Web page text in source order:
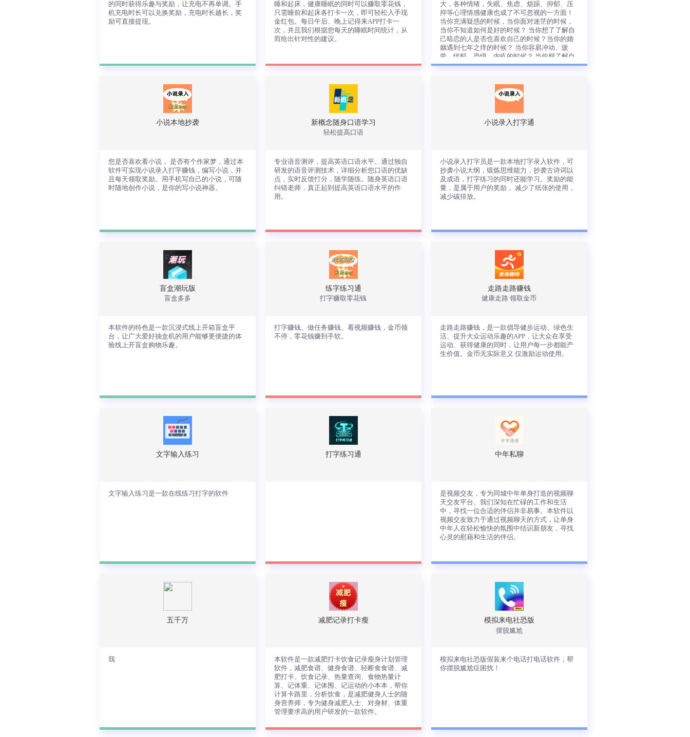
的同时获得乐趣与奖励，让充电不再单调。手
机充电时长可以兑换奖励，充电时长越长，奖
励可直接提现。
充电的同时获得乐趣与奖励，让充电不再
单调。手机充电时长可以兑换奖励，充电
时长越长，奖励可直接提现。
睡和起床，健康睡眠的同时可以赚取零花钱，
只需睡前和起床各打卡一次，即可轻松入手现
金红包。每日午后、晚上记得来APP打卡一
次，并且我们根据您每天的睡眠时间统计，从
而给出针对性的建议。
段入睡和起床，健康睡眠的同时可以赚取
零花钱，只需睡前和起床各打卡一次，即
可轻松入手现金红包。每日午后、晚上记
得来APP打卡一次，并且我们根据您每天
的睡眠时间统计，从而给出针对性的建
大，各种情绪，失眠、焦虑、烦躁、抑郁、压
抑等心理情感健康也成了不可忽视的一方面！
当你充满疑惑的时候，当你面对迷茫的时候，
当你不知道如何是好的时候？ 当你想了了解自
己暗恋的人是否也喜欢自己的时候？当你的婚
姻遇到七年之痒的时候？ 当你容易冲动、疲
劳、忧郁、恐惧、内疚的时候？ 当你想了解自
己性格的时候？ 当你想通过一些有趣的趣味小
来越大，各种情绪，失眠、焦虑、烦躁、
抑郁、压抑等心理情感健康也成了不可忽
视的一方面！ 当你充满疑惑的时候，当你
时候？ 当你想了了解自己暗恋的人是否也
喜欢自己的时候？当你的婚姻遇到七年之
戏缓解压力时。
小说本地抄袭
您是否喜欢看小说， 是否有个作家梦，通过本
软件可实现小说录入打字赚钱，编写小说，并
且每天领取奖励。用手机写自己的小说，可随
时随地创作小说，是你的写小说神器。
过本软件可实现小说录入打字赚钱，编写
小说，并且每天领取奖励。用手机写自己
的小说，可随时随地创作小说，是你的写
新概念随身口语学习
轻松提高口语
专业语音测评，提高英语口语水平。通过独自
研发的语音评测技术，详细分析您口语的优缺
点，实时反馈打分，随学随练。随身英语口语
纠错老师，真正起到提高英语口语水平的作
用。
独自研发的语音评测技术，详细分析您口
语的优缺点，实时反馈打分，随学随练。
随身英语口语纠错老师，真正起到提高英
语口语水平的作用。
小说录入打字通
小说录入打字员是一款本地打字录入软件，可
抄袭小说大纲，锻炼思维能力，抄袭古诗词以
及成语，打字练习的同时还能学习。奖励的能
量，是属于用户的奖励， 减少了纸张的使用，
减少碳排放。
件，可抄袭小说大纲，锻炼思维能力，抄
袭古诗词以及成语，打字练习的同时还能
学习。奖励的能量，是属于用户的奖励，
减少了纸张的使用，减少碳排放。
盲盒潮玩版
盲盒多多
本软件的特色是一款沉浸式线上开箱盲盒平
台，让广大爱好抽盒机的用户能够更便捷的体
验线上开盲盒购物乐趣。
平台，让广大爱好抽盒机的用户能够更便
捷的体验线上开盲盒购物乐趣。
练字练习通
打字赚取零花钱
打字赚钱、做任务赚钱、看视频赚钱，金币领
不停，零花钱赚到手软。
币领不停，零花钱赚到手软。
走路走路赚钱
健康走路 领取金币
走路走路赚钱，是一款倡导健步运动、绿色生
活、提升大众运动乐趣的APP，让大众在享受
运动、获得健康的同时，让用户每一步都能产
生价值。金币无实际意义 仅激励运动使用。
众在享受运动、获得健康的同时，让用户
每一步都能产生价值。金币无实际意义 仅
文字输入练习
文字输入练习是一款在线练习打字的软件
打字练习通 中年私聊
是视频交友，专为同城中年单身打造的视频聊
天交友平台。我们深知在忙碌的工作和生活
中，寻找一位合适的伴侣并非易事。本软件以
视频交友致力于通过视频聊天的方式，让单身
中年人在轻松愉快的氛围中结识新朋友，寻找
心灵的慰藉和生活的伴侣。
频聊天交友平台。我们深知在忙碌的工作
和生活中，寻找一位合适的伴侣并非易
事。本软件以视频交友致力于通过视频聊
天的方式，让单身中年人在轻松愉快的氛
围中结识新朋友，寻找心灵的慰藉和生活
五千万
我
减肥记录打卡瘦
本软件是一款减肥打卡饮食记录瘦身计划管理
软件，减肥食谱、健身食谱、轻断食食谱、减
肥打卡、饮食记录、热量查询、食物热量计
算、记体重、记体围、记运动的小本本，帮你
计算卡路里，分析饮食，是减肥健身人士的随
身营养师，专为健身减肥人士、对身材、体重
管理要求高的用户研发的一款软件。
模拟来电社恐版
摆脱尴尬
模拟来电社恐版假装来个电话打电话软件，帮
你摆脱尴尬症困扰！